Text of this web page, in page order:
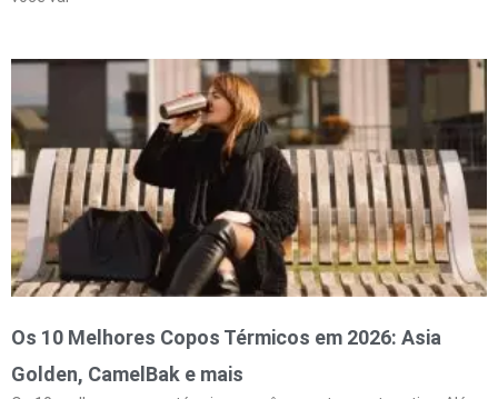
Os 10 Melhores Copos Térmicos em 2026: Asia
Golden, CamelBak e mais